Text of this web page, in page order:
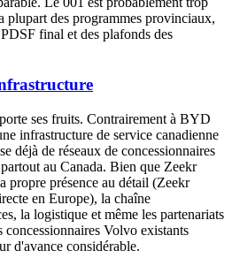
plupart des programmes provinciaux,
final et des plafonds des
ses fruits. Contrairement à BYD
infrastructure de service canadienne
déjà de réseaux de concessionnaires
au Canada. Bien que Zeekr
propre présence au détail (Zeekr
en Europe), la chaîne
la logistique et même les partenariats
concessionnaires Volvo existants
d'avance considérable.